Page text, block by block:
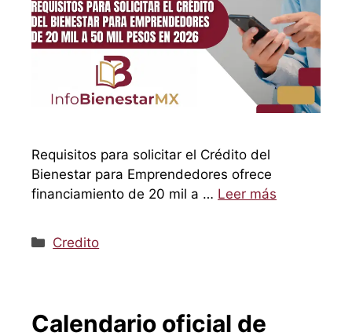
Requisitos para solicitar el Crédito del
Bienestar para Emprendedores ofrece
financiamiento de 20 mil a … Leer más
Categorías
Credito
Calendario oficial de